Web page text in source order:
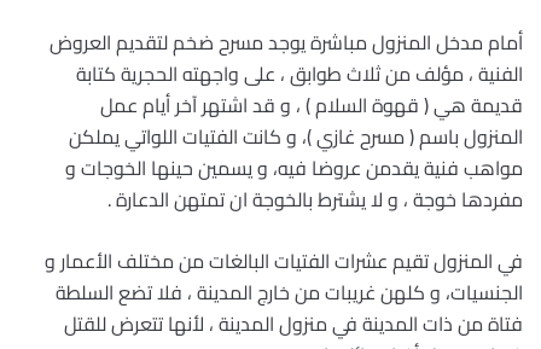
أمام مدخل المنزول مباشرة يوجد مسرح ضخم لتقديم العروض
الفنية ، مؤلف من ثلاث طوابق ، على واجهته الحجرية كتابة
قديمة هي ( قهوة السلام ) ، و قد اشتهر آخر أيام عمل
المنزول باسم ( مسرح غازي )، و كانت الفتيات اللواتي يملكن
مواهب فنية يقدمن عروضا فيه، و يسمين حينها الخوجات و
مفردها خوجة ، و لا يشترط بالخوجة ان تمتهن الدعارة .
في المنزول تقيم عشرات الفتيات البالغات من مختلف الأعمار و
الجنسيات، و كلهن غريبات من خارج المدينة ، فلا تضع السلطة
فتاة من ذات المدينة في منزول المدينة ، لأنها تتعرض للقتل